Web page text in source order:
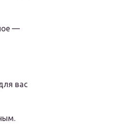
—
вас